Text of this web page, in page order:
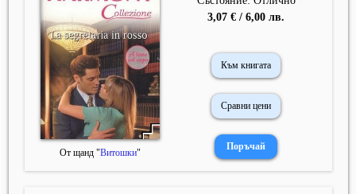
От щанд "Витошки"
3,07 € / 6,00 лв.
Към книгата
Сравни цени